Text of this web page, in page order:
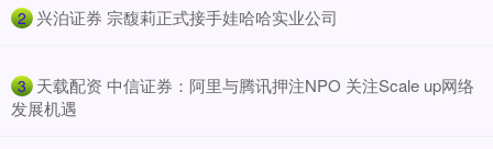
2 ​兴泊证券 宗馥莉正式接手娃哈哈实业公司
3 ​天载配资 中信证券：阿里与腾讯押注NPO 关注Scale up网络
发展机遇